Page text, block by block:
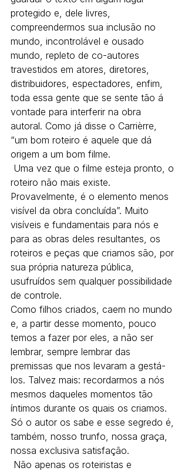
protegido e, dele livres,
compreendermos sua inclusão no
mundo, incontrolável e ousado
mundo, repleto de co-autores
travestidos em atores, diretores,
distribuidores, espectadores, enfim,
toda essa gente que se sente tão á
vontade para interferir na obra
autoral. Como já disse o Carrièrre,
“um bom roteiro é aquele que dá
origem a um bom filme.
roteiro não mais existe.
Provavelmente, é o elemento menos
visível da obra concluída”. Muito
visíveis e fundamentais para nós e
para as obras deles resultantes, os
roteiros e peças que criamos são, por
sua própria natureza pública,
usufruídos sem qualquer possibilidade
de controle.
Como filhos criados, caem no mundo
e, a partir desse momento, pouco
temos a fazer por eles, a não ser
lembrar, sempre lembrar das
premissas que nos levaram a gestá-
los. Talvez mais: recordarmos a nós
mesmos daqueles momentos tão
íntimos durante os quais os criamos.
Só o autor os sabe e esse segredo é,
também, nosso trunfo, nossa graça,
nossa exclusiva satisfação.